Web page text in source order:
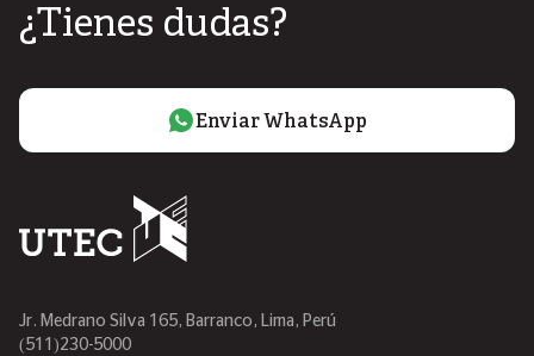
¿Tienes dudas?
Enviar WhatsApp
Jr. Medrano Silva 165, Barranco, Lima, Perú
(511)230-5000